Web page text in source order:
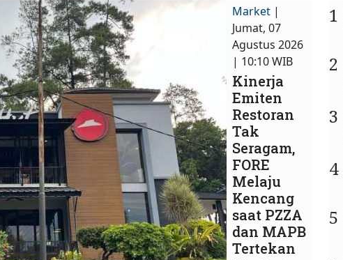
Market |
Jumat, 07
Agustus 2026
| 10:10 WIB
Kinerja
Emiten
Restoran
Tak
Seragam,
FORE
Melaju
Kencang
saat PZZA
dan MAPB
Tertekan
1
2
3
4
5